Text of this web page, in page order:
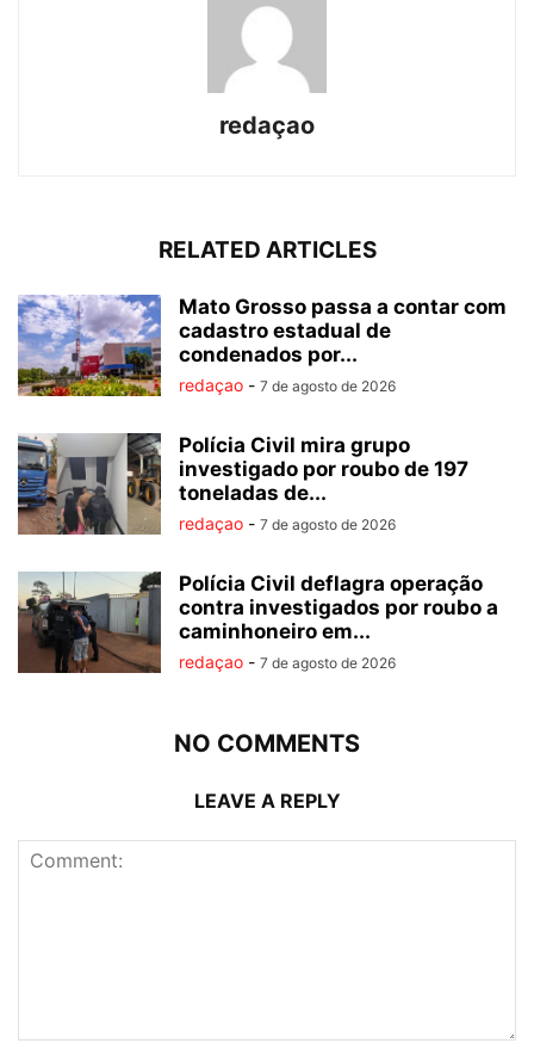
redaçao
RELATED ARTICLES
Mato Grosso passa a contar com
cadastro estadual de
condenados por...
redaçao - 7 de agosto de 2026
Polícia Civil mira grupo
investigado por roubo de 197
toneladas de...
redaçao - 7 de agosto de 2026
Polícia Civil deflagra operação
contra investigados por roubo a
caminhoneiro em...
redaçao - 7 de agosto de 2026
NO COMMENTS
LEAVE A REPLY